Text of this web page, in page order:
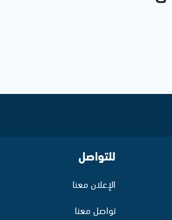
للتواصل
الإعلان معنا
تواصل معنا